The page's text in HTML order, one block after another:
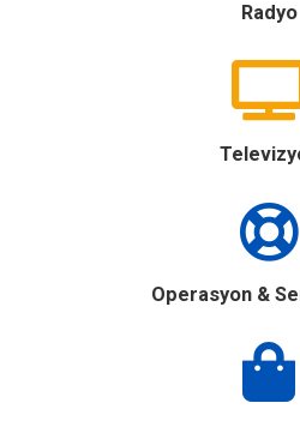
Radyo
Operasyon &